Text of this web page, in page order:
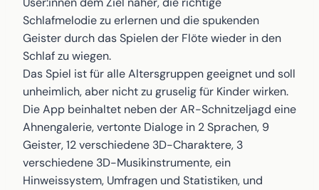
Schlafmelodie zu erlernen und die spukenden
Geister durch das Spielen der Flöte wieder in den
Schlaf zu wiegen.
Das Spiel ist für alle Altersgruppen geeignet und soll
unheimlich, aber nicht zu gruselig für Kinder wirken.
Die App beinhaltet neben der AR-Schnitzeljagd eine
Ahnengalerie, vertonte Dialoge in 2 Sprachen, 9
Geister, 12 verschiedene 3D-Charaktere, 3
verschiedene 3D-Musikinstrumente, ein
Hinweissystem, Umfragen und Statistiken, und